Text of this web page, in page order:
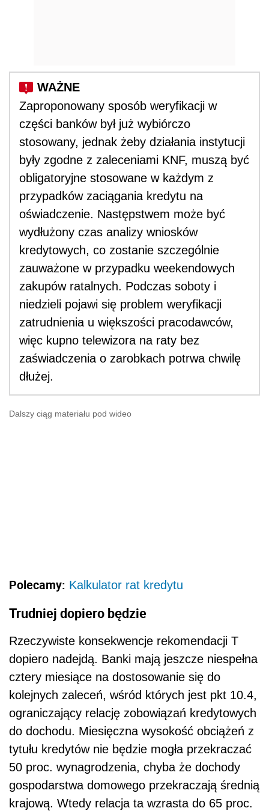
Zaproponowany sposób weryfikacji w
części banków był już wybiórczo
stosowany, jednak żeby działania instytucji
były zgodne z zaleceniami KNF, muszą być
obligatoryjne stosowane w każdym z
przypadków zaciągania kredytu na
oświadczenie. Następstwem może być
wydłużony czas analizy wniosków
kredytowych, co zostanie szczególnie
zauważone w przypadku weekendowych
zakupów ratalnych. Podczas soboty i
niedzieli pojawi się problem weryfikacji
zatrudnienia u większości pracodawców,
więc kupno telewizora na raty bez
zaświadczenia o zarobkach potrwa chwilę
dłużej.
Dalszy ciąg materiału pod wideo
Polecamy: Kalkulator rat kredytu
Trudniej dopiero będzie
Rzeczywiste konsekwencje rekomendacji T
dopiero nadejdą. Banki mają jeszcze niespełna
cztery miesiące na dostosowanie się do
kolejnych zaleceń, wśród których jest pkt 10.4,
ograniczający relację zobowiązań kredytowych
do dochodu. Miesięczna wysokość obciążeń z
tytułu kredytów nie będzie mogła przekraczać
50 proc. wynagrodzenia, chyba że dochody
gospodarstwa domowego przekraczają średnią
krajową. Wtedy relacja ta wzrasta do 65 proc.